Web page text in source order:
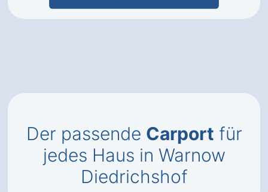
Der passende Carport für
jedes Haus in Warnow
Diedrichshof